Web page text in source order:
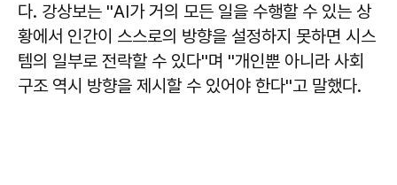
다. 강상보는 ''AI가 거의 모든 일을 수행할 수 있는 상
황에서 인간이 스스로의 방향을 설정하지 못하면 시스
템의 일부로 전락할 수 있다''며 ''개인뿐 아니라 사회
구조 역시 방향을 제시할 수 있어야 한다''고 말했다.